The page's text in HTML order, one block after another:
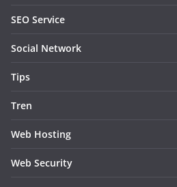
SEO Service
Social Network
Tips
Tren
Web Hosting
Web Security